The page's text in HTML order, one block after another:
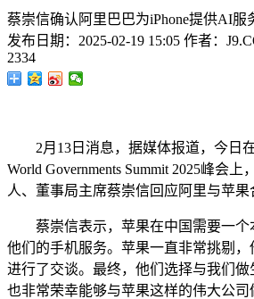
蔡崇信确认阿里巴巴为iPhone提供AI服
发布日期： 2025-02-19 15:05 作者：
2334
2月13日消息，据媒体报道，今日
World Governments Summit 2025峰会
人、董事局主席蔡崇信回应阿里与苹果
蔡崇信表示，苹果在中国需要一个
他们的手机服务。苹果一直非常挑剔，
进行了交谈。最终，他们选择与我们做
也非常荣幸能够与苹果这样的伟大公司